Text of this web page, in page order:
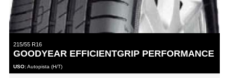
215/55 R16
GOODYEAR EFFICIENTGRIP PERFORMANCE
USO:Autopista (H/T)